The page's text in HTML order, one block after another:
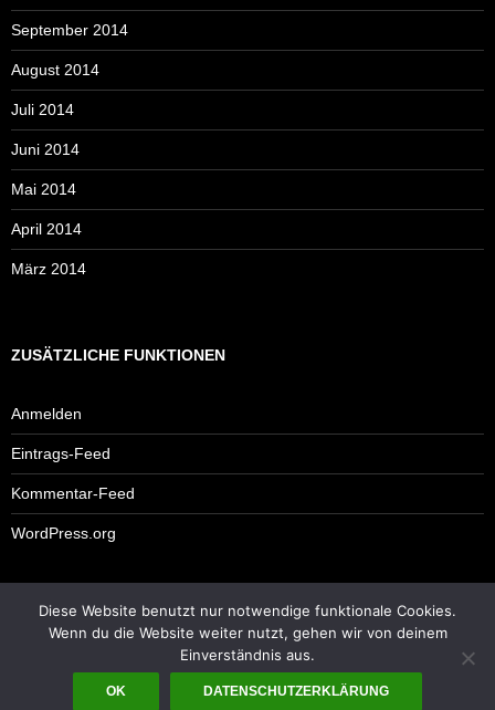
September 2014
August 2014
Juli 2014
Juni 2014
Mai 2014
April 2014
März 2014
ZUSÄTZLICHE FUNKTIONEN
Anmelden
Eintrags-Feed
Kommentar-Feed
WordPress.org
Impressum
Diese Website benutzt nur notwendige funktionale Cookies.
Wenn du die Website weiter nutzt, gehen wir von deinem
Einverständnis aus.
OK DATENSCHUTZERKLÄRUNG